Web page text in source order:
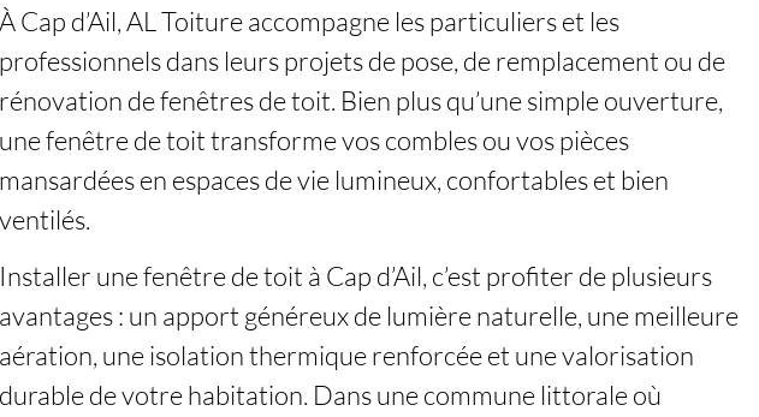
À Cap d’Ail, AL Toiture accompagne les particuliers et les
professionnels dans leurs projets de pose, de remplacement ou de
rénovation de fenêtres de toit. Bien plus qu’une simple ouverture,
une fenêtre de toit transforme vos combles ou vos pièces
mansardées en espaces de vie lumineux, confortables et bien
ventilés.
Installer une fenêtre de toit à Cap d’Ail, c’est profiter de plusieurs
avantages : un apport généreux de lumière naturelle, une meilleure
aération, une isolation thermique renforcée et une valorisation
durable de votre habitation. Dans une commune littorale où